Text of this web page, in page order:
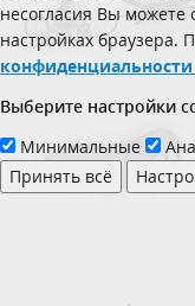
несогласия Вы можете
настройках браузера.
конфиденциальности
Выберите настройки
Минимальные
Принять всё